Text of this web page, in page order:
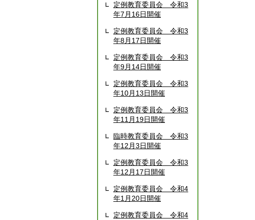
定例教育委員会 令和3
年7月16日開催
定例教育委員会 令和3
年8月17日開催
定例教育委員会 令和3
年9月14日開催
定例教育委員会 令和3
年10月13日開催
定例教育委員会 令和3
年11月19日開催
臨時教育委員会 令和3
年12月3日開催
定例教育委員会 令和3
年12月17日開催
定例教育委員会 令和4
年1月20日開催
定例教育委員会 令和4